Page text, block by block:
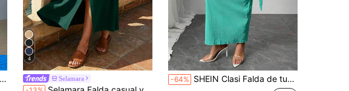
4
Selamara -64% SHEIN Clasi Falda de tubo de longitud hasta la rodilla de color liso con cordones, de uso casual y para días festivos